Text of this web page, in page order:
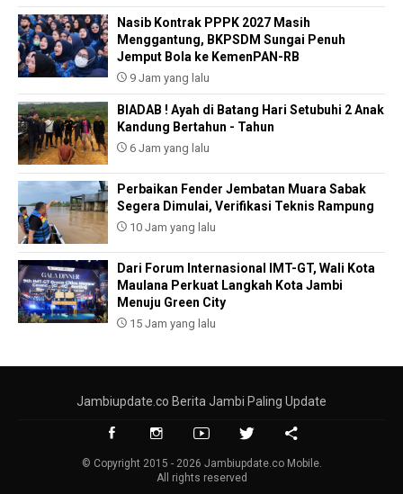
Nasib Kontrak PPPK 2027 Masih
Menggantung, BKPSDM Sungai Penuh
Jemput Bola ke KemenPAN-RB
9 Jam yang lalu
BIADAB ! Ayah di Batang Hari Setubuhi 2 Anak
Kandung Bertahun - Tahun
6 Jam yang lalu
Perbaikan Fender Jembatan Muara Sabak
Segera Dimulai, Verifikasi Teknis Rampung
10 Jam yang lalu
Dari Forum Internasional IMT-GT, Wali Kota
Maulana Perkuat Langkah Kota Jambi
Menuju Green City
15 Jam yang lalu
Jambiupdate.co Berita Jambi Paling Update
© Copyright 2015 - 2026 Jambiupdate.co Mobile.
All rights reserved